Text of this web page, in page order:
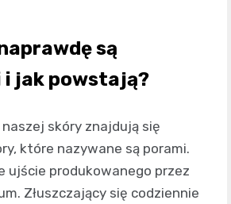
są
i jak powstają?
skóry znajdują się
które nazywane są porami.
ujście produkowanego przez
Złuszczający się codziennie